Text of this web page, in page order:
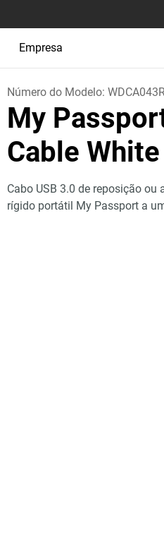
Empresa
Número do Modelo:
My
Cable White
Cabo USB 3.0 de reposição
rígido portátil My Passport a